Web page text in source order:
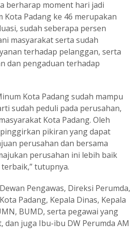
berharap moment hari jadi
Kota Padang ke 46 merupakan
sudah seberapa persen
masyarakat serta sudah
terhadap pelanggan, serta
dan pengaduan terhadap
Kota Padang sudah mampu
sudah peduli pada perusahan,
Kota Padang. Oleh
pikiran yang dapat
perusahan dan bersama
perusahan ini lebih baik
tutupnya.
Pengawas, Direksi Perumda,
Padang, Kepala Dinas, Kepala
BUMD, serta pegawai yang
dan juga Ibu-ibu DW Perumda AM